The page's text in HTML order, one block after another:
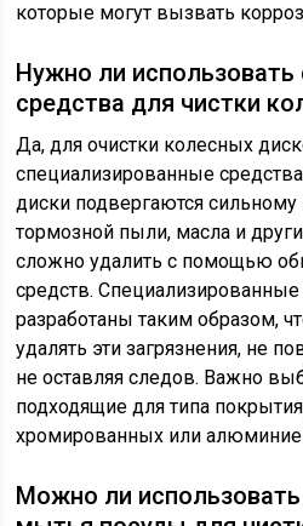
которые могут вызвать
Нужно ли
средства для чистки
Да, для очистки колесных
специализированные
диски подвергаются
тормозной пыли, масла и
сложно удалить с помощью
средств.
разработаны таким образом,
удалять эти загрязнения, не
не оставляя следов. Важно
подходящие для типа
хромированных или
Можно ли